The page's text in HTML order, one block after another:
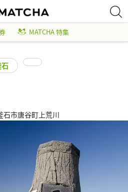
MATCHA 特集
市唐谷町上荒川